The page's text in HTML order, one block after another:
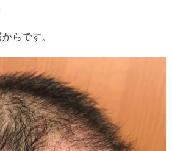
らです。